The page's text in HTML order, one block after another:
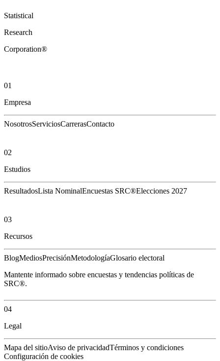
Statistical
Research
Corporation®
01
Empresa
NosotrosServiciosCarrerasContacto
02
Estudios
ResultadosLista NominalEncuestas SRC®Elecciones 2027
03
Recursos
BlogMediosPrecisiónMetodologíaGlosario electoral
Mantente informado sobre encuestas y tendencias políticas de
SRC®.
04
Legal
Mapa del sitioAviso de privacidadTérminos y condiciones
Configuración de cookies